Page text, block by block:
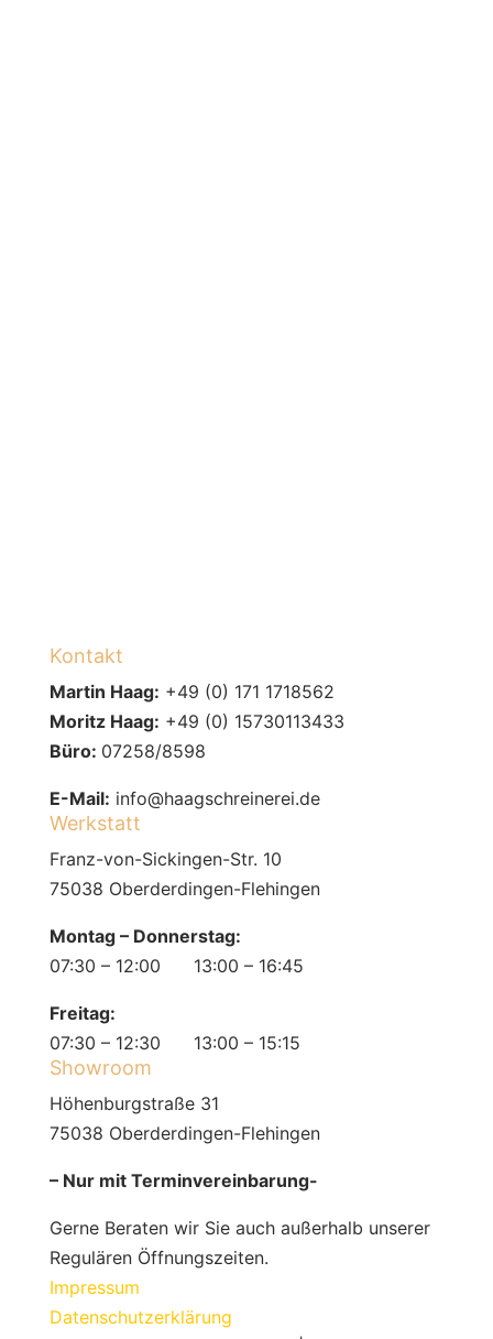
Kontakt
Martin Haag: +49 (0) 171 1718562
Moritz Haag: +49 (0) 15730113433
Büro: 07258/8598
E-Mail: info@haagschreinerei.de
Werkstatt
Franz-von-Sickingen-Str. 10
75038 Oberderdingen-Flehingen
Montag – Donnerstag:
07:30 – 12:00 13:00 – 16:45
Freitag:
07:30 – 12:30 13:00 – 15:15
Showroom
Höhenburgstraße 31
75038 Oberderdingen-Flehingen
– Nur mit Terminvereinbarung-
Gerne Beraten wir Sie auch außerhalb unserer
Regulären Öffnungszeiten.
Impressum
Datenschutzerklärung